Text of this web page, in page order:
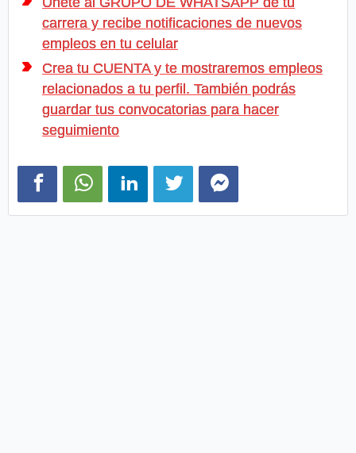
carrera y recibe notificaciones de nuevos
empleos en tu celular
Crea tu CUENTA y te mostraremos empleos
relacionados a tu perfil. También podrás
guardar tus convocatorias para hacer
seguimiento